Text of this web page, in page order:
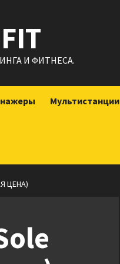
И ФИТНЕСА.
Мультистанции
ЦЕНА)